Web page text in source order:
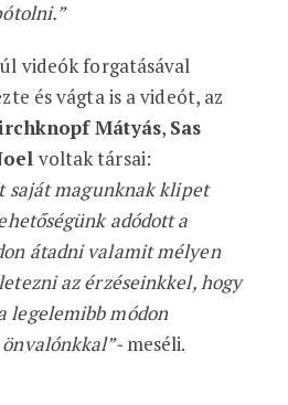
videók forgatásával
és vágta is a videót, az
Mátyás, Sas
voltak társai:
saját magunknak klipet
adódott a
átadni valamit mélyen
az érzéseinkkel, hogy
legelemibb módon
meséli.